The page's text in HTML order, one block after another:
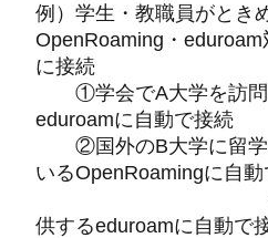
例）学生・教職員がとき
OpenRoaming・
に接続
①学会でA大学を訪問
eduroamに自動で接続
②国外のB大学に留学
いるOpenRoamingに自
⇒留学先の
供するeduroamに自動で